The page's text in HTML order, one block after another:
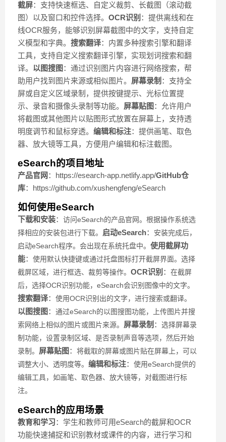
截屏：支持快速框选、自定义裁剪、长截图（滚动截
图）以及窗口和控件选择。 OCR识别 ：提供离线和在
线OCR服务，能够识别屏幕截图中的文字，支持自定
义模型和字典。 搜索翻译：内置多种搜索引擎和翻译
工具，支持自定义搜索翻译引擎，实现划词搜索和翻
译。 以图搜图 ：通过识别图片内容进行网络搜索，帮
助用户找到图片来源或相似图片。 屏幕录制 ：支持全
屏或自定义区域录制，提供按键提示、光标位置提
示、录音和摄像头录制等功能。 屏幕贴图 ：允许用户
将截图或其他图片以贴图形式放置在屏幕上，支持透
明度调节和鼠标穿透。 编辑和标注：提供画笔、取色
器、放大镜等工具，方便用户编辑和标注截图。
eSearch的项目地址
产品官网 ：https://esearch-app.netlify.app/GitHub仓
库：https://github.com/xushengfeng/eSearch
如何使用eSearch
下载和安装： 访问eSearch的产品官网。 根据操作系统选
择相应的安装包进行下载。 启动eSearch： 安装完成后，
启动eSearch程序。会出现在系统托盘中。 使用截屏功
能： 使用默认快捷键或通过托盘图标打开截屏界面。 选择
截屏区域，进行框选、裁剪等操作。 OCR识别 ： 在截屏
后，选择OCR识别功能，eSearch会识别图像中的文字。
搜索翻译： 使用OCR识别出的文字，进行搜索或翻译。
以图搜图 ： 通过eSearch的以图搜图功能，上传图片并搜
索网络上相似的图片或图片来源。 屏幕录制 ： 选择屏幕录
制功能，设置录制区域、是否录制声音等选项，然后开始
录制。 屏幕贴图 ： 将截取的屏幕或图片贴在屏幕上，可以
调整大小、透明度等。 编辑和标注： 使用eSearch提供的
编辑工具，如画笔、取色器、放大镜等，对截图进行标
注。
eSearch的应用场景
教育和学习：学生和教师可用eSearch的截屏和OCR
功能快速捕捉和识别教材或课件的内容，进行学习和